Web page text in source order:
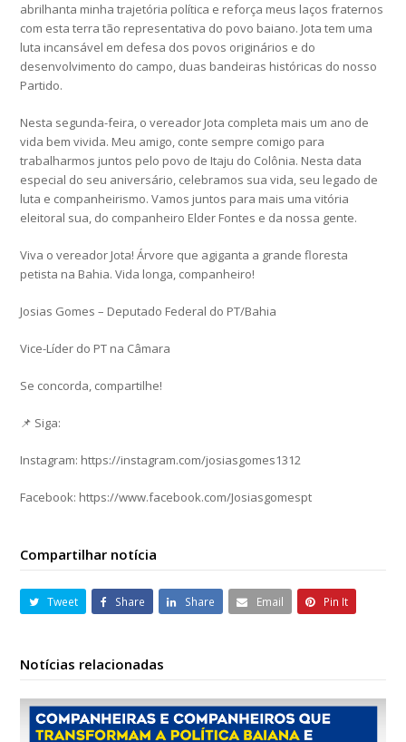
abrilhanta minha trajetória política e reforça meus laços fraternos
com esta terra tão representativa do povo baiano. Jota tem uma
luta incansável em defesa dos povos originários e do
desenvolvimento do campo, duas bandeiras históricas do nosso
Partido.
Nesta segunda-feira, o vereador Jota completa mais um ano de
vida bem vivida. Meu amigo, conte sempre comigo para
trabalharmos juntos pelo povo de Itaju do Colônia. Nesta data
especial do seu aniversário, celebramos sua vida, seu legado de
luta e companheirismo. Vamos juntos para mais uma vitória
eleitoral sua, do companheiro Elder Fontes e da nossa gente.
Viva o vereador Jota! Árvore que agiganta a grande floresta
petista na Bahia. Vida longa, companheiro!
Josias Gomes – Deputado Federal do PT/Bahia
Vice-Líder do PT na Câmara
Se concorda, compartilhe!
📌 Siga:
Instagram: https://instagram.com/josiasgomes1312
Facebook: https://www.facebook.com/Josiasgomespt
Compartilhar notícia
Tweet Share Share Email Pin It
Notícias relacionadas